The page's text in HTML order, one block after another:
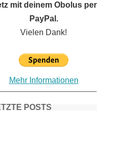
mit deinem Obolus per
PayPal.
Vielen Dank!
Mehr Informationen
POSTS